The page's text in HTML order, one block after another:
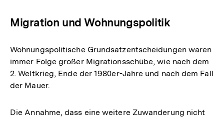
Migration und Wohnungspolitik
Wohnungspolitische Grundsatzentscheidungen waren
immer Folge großer Migrationsschübe, wie nach dem
2. Weltkrieg, Ende der 1980er-Jahre und nach dem Fall
der Mauer.
Die Annahme, dass eine weitere Zuwanderung nicht